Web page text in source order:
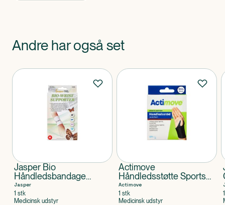
Andre har også set
Produkter
Jasper Bio
Håndledsbandage
Medium
Jasper
1 stk
Medicinsk udstyr
Actimove
Håndledsstøtte Sports
Edition Universel
størrelse
Actimove
1 stk
Medicinsk udstyr